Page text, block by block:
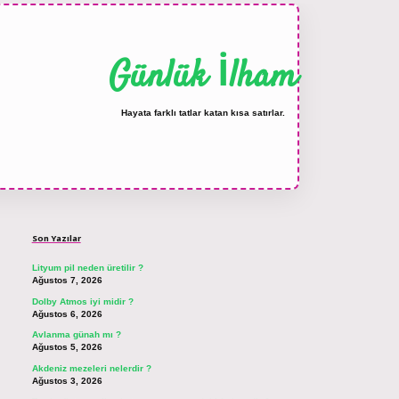
Günlük İlham
Hayata farklı tatlar katan kısa satırlar.
Son Yazılar
Lityum pil neden üretilir ?
Ağustos 7, 2026
Dolby Atmos iyi midir ?
Ağustos 6, 2026
Avlanma günah mı ?
Ağustos 5, 2026
Akdeniz mezeleri nelerdir ?
Ağustos 3, 2026